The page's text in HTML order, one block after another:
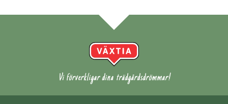
Vi förverkligar dina trädgårdsdrömmar!